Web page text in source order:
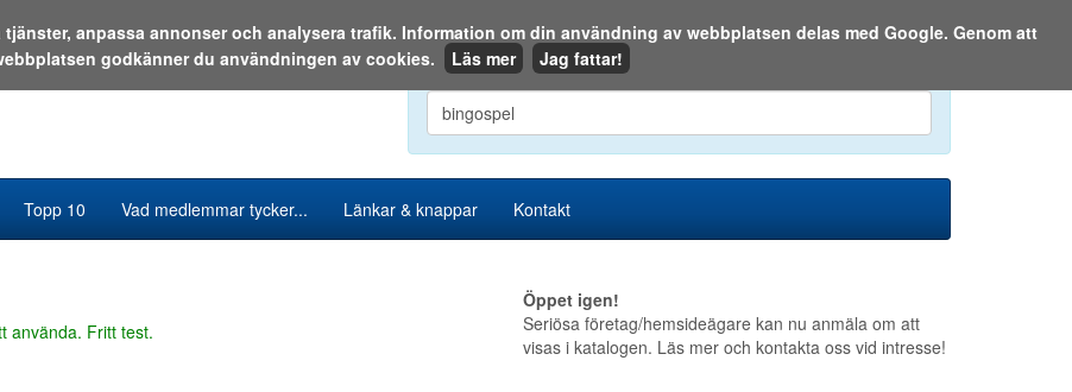
Den 6 augusti 2026
Sök i katalogen eller på webben:
Topp 10 Vad medlemmar tycker... Länkar & knappar Kontakt
använda. Fritt test.
Öppet igen!
Seriösa företag/hemsideägare kan nu anmäla om att
visas i katalogen. Läs mer och kontakta oss vid intresse!
anpassa annonser och analysera trafik. Information om din användning av webbplatsen delas med Google. Genom att
godkänner du användningen av cookies.
Läs mer Jag fattar!